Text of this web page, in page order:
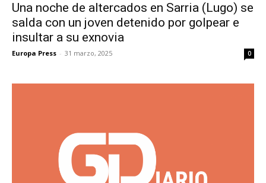
Una noche de altercados en Sarria (Lugo) se
salda con un joven detenido por golpear e
insultar a su exnovia
Europa Press - 31 marzo, 2025 0